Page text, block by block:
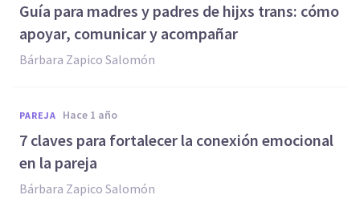
Guía para madres y padres de hijxs trans: cómo
apoyar, comunicar y acompañar
Bárbara Zapico Salomón
PAREJA hace 1 año
7 claves para fortalecer la conexión emocional
en la pareja
Bárbara Zapico Salomón